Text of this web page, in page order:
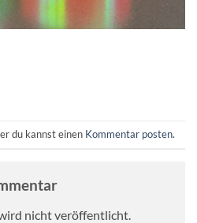
du kannst einen Kommentar posten.
nicht veröffentlicht.